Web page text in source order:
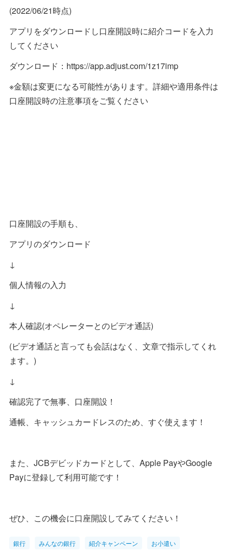
(2022/06/21時点)
アプリをダウンロードし口座開設時に紹介コードを入力
してください
ダウンロード：https://app.adjust.com/1z17imp
※金額は変更になる可能性があります。詳細や適用条件は
口座開設時の注意事項をご覧ください
口座開設の手順も、
アプリのダウンロード
↓
個人情報の入力
↓
本人確認(オペレーターとのビデオ通話)
(ビデオ通話と言っても会話はなく、文章で指示してくれ
ます。)
↓
確認完了で無事、口座開設！
通帳、キャッシュカードレスのため、すぐ使えます！
また、JCBデビッドカードとして、Apple PayやGoogle
Payに登録して利用可能です！
ぜひ、この機会に口座開設してみてください！
銀行 みんなの銀行 紹介キャンペーン お小遣い